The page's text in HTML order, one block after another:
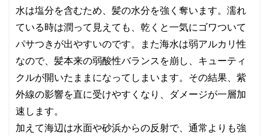
水は塩分を含むため、髪の水分を強く奪います。濡れ
ている時は潤って見えても、乾くと一気にゴワついて
パサつきが出やすいのです。また海水は弱アルカリ性
なので、髪本来の弱酸性バランスを崩し、キューティ
クルが開いたままになってしまいます。その結果、紫
外線の影響を直に受けやすくなり、ダメージが一層加
速します。
加えて海辺は水面や砂浜からの反射で、通常よりも強